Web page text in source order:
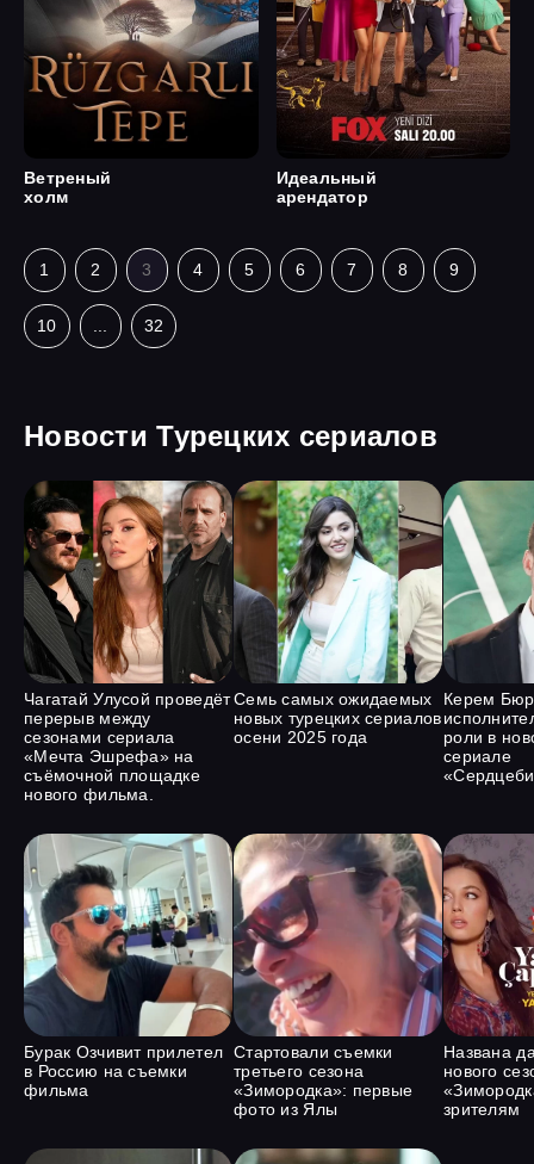
Ветреный
холм
Идеальный
арендатор
1 2 3 4 5 6 7 8 9
10 32
Новости Турецких сериалов
Чагатай Улусой проведёт
перерыв между
сезонами сериала
«Мечта Эшрефа» на
съёмочной площадке
нового фильма.
Семь самых ожидаемых
новых турецких сериалов
осени 2025 года
Керем
роли в
сериале
Бурак Озчивит прилетел
в Россию на съемки
фильма
Стартовали съемки
третьего сезона
«Зимородка»: первые
фото из Ялы
Названа
нового
зрителям